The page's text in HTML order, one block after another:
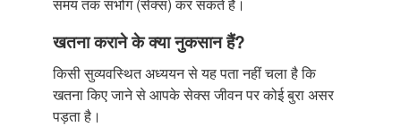
खतना कराने के क्या नुकसान हैं?
किसी सुव्यवस्थित अध्ययन से यह पता नहीं चला है कि
खतना किए जाने से आपके सेक्स जीवन पर कोई बुरा असर
पड़ता है।